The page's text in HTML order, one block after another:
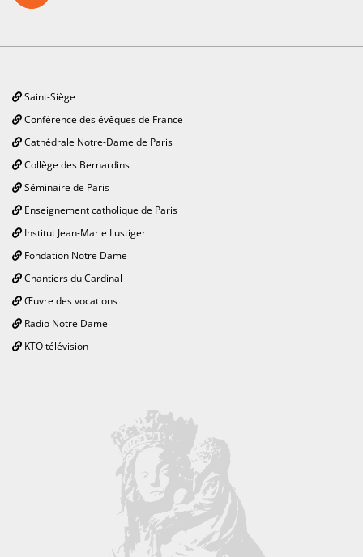
Saint-Siège
Conférence des évêques de France
Cathédrale Notre-Dame de Paris
Collège des Bernardins
Séminaire de Paris
Enseignement catholique de Paris
Institut Jean-Marie Lustiger
Fondation Notre Dame
Chantiers du Cardinal
Œuvre des vocations
Radio Notre Dame
KTO télévision